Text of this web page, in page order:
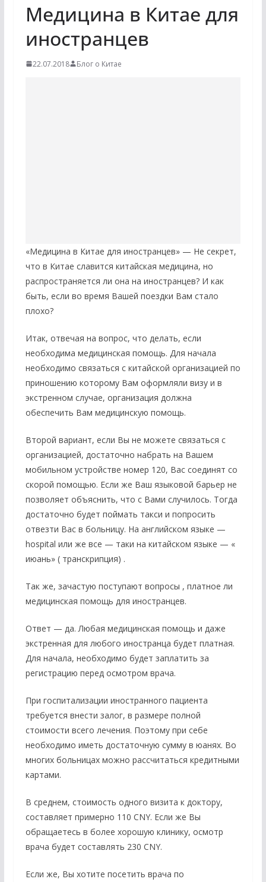
Медицина в Китае для
иностранцев
22.07.2018 Блог о Китае
«Медицина в Китае для иностранцев» — Не секрет,
что в Китае славится китайская медицина, но
распространяется ли она на иностранцев? И как
быть, если во время Вашей поездки Вам стало
плохо?
Итак, отвечая на вопрос, что делать, если
необходима медицинская помощь. Для начала
необходимо связаться с китайской организацией по
приношению которому Вам оформляли визу и в
экстренном случае, организация должна
обеспечить Вам медицинскую помощь.
Второй вариант, если Вы не можете связаться с
организацией, достаточно набрать на Вашем
мобильном устройстве номер 120, Вас соединят со
скорой помощью. Если же Ваш языковой барьер не
позволяет объяснить, что с Вами случилось. Тогда
достаточно будет поймать такси и попросить
отвезти Вас в больницу. На английском языке —
hospital или же все — таки на китайском языке — «
июань» ( транскрипция) .
Так же, зачастую поступают вопросы , платное ли
медицинская помощь для иностранцев.
Ответ — да. Любая медицинская помощь и даже
экстренная для любого иностранца будет платная.
Для начала, необходимо будет заплатить за
регистрацию перед осмотром врача.
При госпитализации иностранного пациента
требуется внести залог, в размере полной
стоимости всего лечения. Поэтому при себе
необходимо иметь достаточную сумму в юанях. Во
многих больницах можно рассчитаться кредитными
картами.
В среднем, стоимость одного визита к доктору,
составляет примерно 110 CNY. Если же Вы
обращаетесь в более хорошую клинику, осмотр
врача будет составлять 230 CNY.
Если же, Вы хотите посетить врача по